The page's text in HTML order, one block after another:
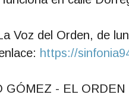
Voz del Orden, de
https://
GÓMEZ - EL ORDEN